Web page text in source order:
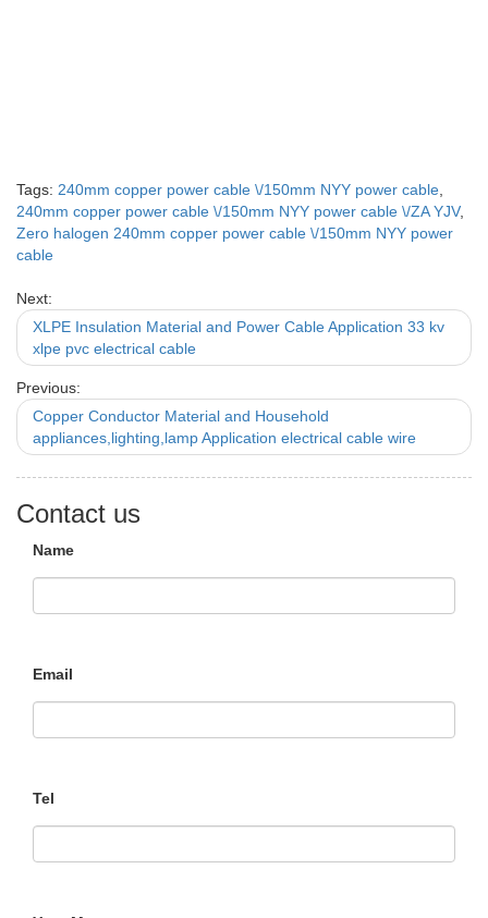
Tags: 240mm copper power cable \/150mm NYY power cable
240mm copper power cable \/150mm NYY power cable \/ZA YJV,
Zero halogen 240mm copper power cable \/150mm NYY power
cable
Next:
XLPE Insulation Material and Power Cable Application 33 kv
xlpe pvc electrical cable
Previous:
Copper Conductor Material and Household
appliances,lighting,lamp Application electrical cable wire
Contact us
Name
Email
Tel